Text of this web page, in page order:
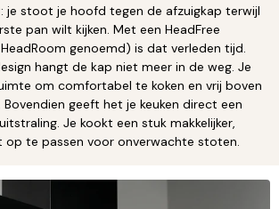
je stoot je hoofd tegen de afzuigkap terwijl
pan wilt kijken. Met een HeadFree
genoemd) is dat verleden tijd.
hangt de kap niet meer in de weg. Je
om comfortabel te koken en vrij boven
geeft het je keuken direct een
Je kookt een stuk makkelijker,
op te passen voor onverwachte stoten.